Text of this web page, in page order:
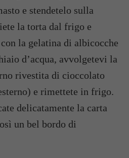
e stendetelo sulla
la torta dal frigo e
la gelatina di albicocche
d’acqua, avvolgetevi la
rivestita di cioccolato
e rimettete in frigo.
delicatamente la carta
un bel bordo di